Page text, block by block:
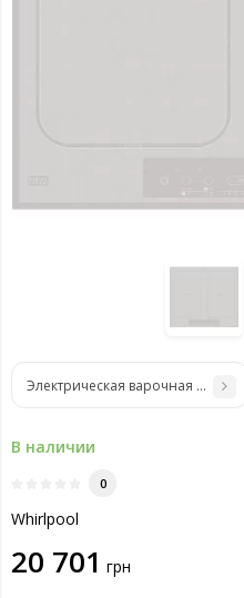
Электрическая варочная
В наличии
0
Whirlpool
20 701 грн